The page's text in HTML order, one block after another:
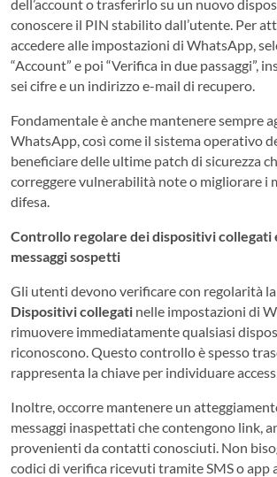
dell’account o trasferirlo su un nuovo
conoscere il PIN stabilito dall’utente. Per
accedere alle impostazioni di WhatsApp,
“Account” e poi “Verifica in due passaggi”,
sei cifre e un indirizzo e-mail di recupero.
Fondamentale è anche mantenere sempre
WhatsApp, così come il sistema operativo
beneficiare delle ultime patch di sicurezza
correggere vulnerabilità note o migliorare i
difesa.
Controllo regolare dei dispositivi collegati
messaggi sospetti
Gli utenti devono verificare con regolarità
Dispositivi collegati nelle impostazioni di
rimuovere immediatamente qualsiasi
riconoscono. Questo controllo è spesso
rappresenta la chiave per individuare
Inoltre, occorre mantenere un
messaggi inaspettati che contengono link,
provenienti da contatti conosciuti. Non
codici di verifica ricevuti tramite SMS o app